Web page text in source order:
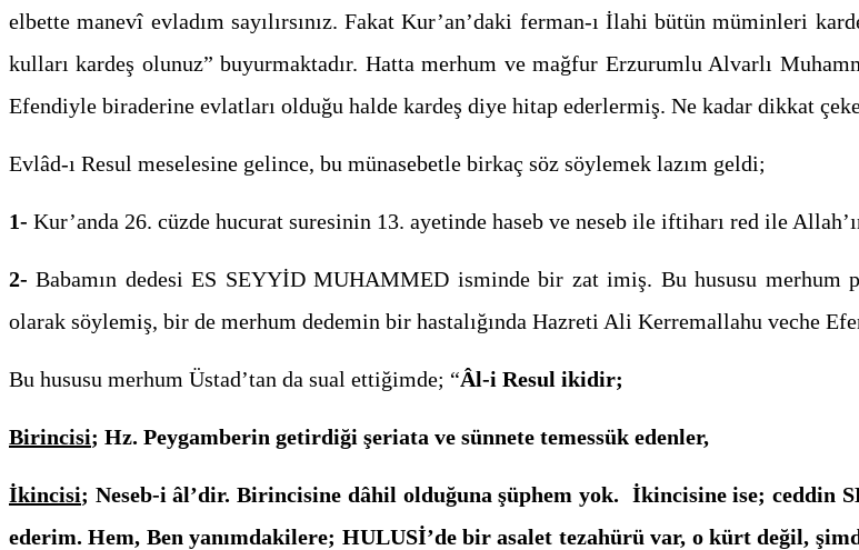
elbette manevî evladım sayılırsınız. Fakat Kur’an’daki ferman-ı İlahi bütün müminleri
kulları kardeş olunuz” buyurmaktadır. Hatta merhum ve mağfur Erzurumlu Alvarlı
Efendiyle biraderine evlatları olduğu halde kardeş diye hitap ederlermiş. Ne kadar dikkat
Evlâd-ı Resul meselesine gelince, bu münasebetle birkaç söz söylemek lazım geldi;
1- Kur’anda 26. cüzde hucurat suresinin 13. ayetinde haseb ve neseb ile iftiharı red ile
2- Babamın dedesi ES SEYYİD MUHAMMED isminde bir zat imiş. Bu hususu merhum
olarak söylemiş, bir de merhum dedemin bir hastalığında Hazreti Ali Kerremallahu veche
Bu hususu merhum Üstad’tan da sual ettiğimde; “Âl-i Resul ikidir;
Birincisi; Hz. Peygamberin getirdiği şeriata ve sünnete temessük edenler,
İkincisi; Neseb-i âl’dir. Birincisine dâhil olduğuna şüphem yok. İkincisine ise;
ederim. Hem, Ben yanımdakilere; HULUSİ’de bir asalet tezahürü var, o kürt değil,